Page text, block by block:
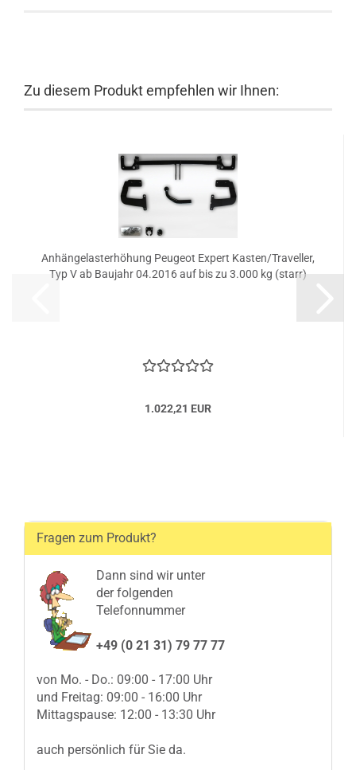
Zu diesem Produkt empfehlen wir Ihnen:
Anhängelasterhöhung Peugeot Expert Kasten/Traveller,
Typ V ab Baujahr 04.2016 auf bis zu 3.000 kg (starr)
1.022,21 EUR
Fragen zum Produkt?
Dann sind wir unter
der folgenden
Telefonnummer
+49 (0 21 31) 79 77 77
von Mo. - Do.: 09:00 - 17:00 Uhr
und Freitag: 09:00 - 16:00 Uhr
Mittagspause: 12:00 - 13:30 Uhr
auch persönlich für Sie da.